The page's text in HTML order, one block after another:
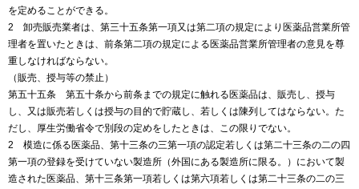
を定めることができる。
2 卸売販売業者は、第三十五条第一項又は第二項の規定により医薬品営業所管
理者を置いたときは、前条第二項の規定による医薬品営業所管理者の意見を尊
重しなければならない。
（販売、授与等の禁止）
第五十五条 第五十条から前条までの規定に触れる医薬品は、販売し、授与
し、又は販売若しくは授与の目的で貯蔵し、若しくは陳列してはならない。た
だし、厚生労働省令で別段の定めをしたときは、この限りでない。
2 模造に係る医薬品、第十三条の三第一項の認定若しくは第二十三条の二の四
第一項の登録を受けていない製造所（外国にある製造所に限る。）において製
造された医薬品、第十三条第一項若しくは第六項若しくは第二十三条の二の三